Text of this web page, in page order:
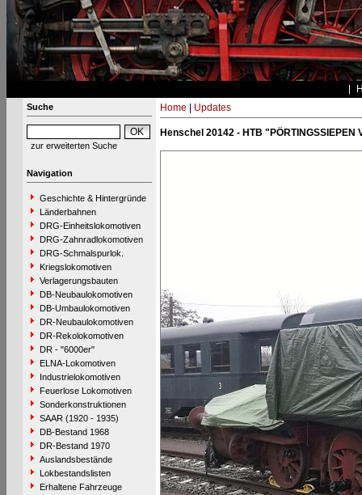
Suche
zur erweiterten Suche
Navigation
Geschichte & Hintergründe
Länderbahnen
DRG-Einheitslokomotiven
DRG-Zahnradlokomotiven
DRG-Schmalspurlok.
Kriegslokomotiven
Verlagerungsbauten
DB-Neubaulokomotiven
DB-Umbaulokomotiven
DR-Neubaulokomotiven
DR-Rekolokomotiven
DR - "6000er"
ELNA-Lokomotiven
Industrielokomotiven
Feuerlose Lokomotiven
Sonderkonstruktionen
SAAR (1920 - 1935)
DB-Bestand 1968
DR-Bestand 1970
Auslandsbestände
Lokbestandslisten
Erhaltene Fahrzeuge
Home Updates
Henschel 20142 - HTB "PÖRTINGSSIEPEN